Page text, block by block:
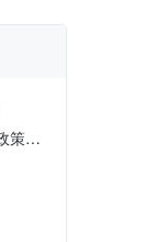
退役大学生士兵报考硕士研究生有关招生政策解读